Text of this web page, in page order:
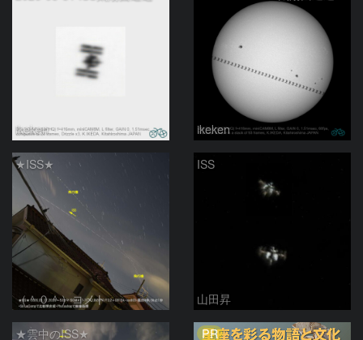
ikeken ikeken
★ISS★
（＾０＾）コメト
ISS
山田昇
★雲中のISS★ PR